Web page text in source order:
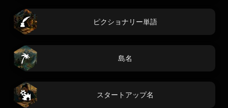
ピクショナリー単語
島名
スタートアップ名